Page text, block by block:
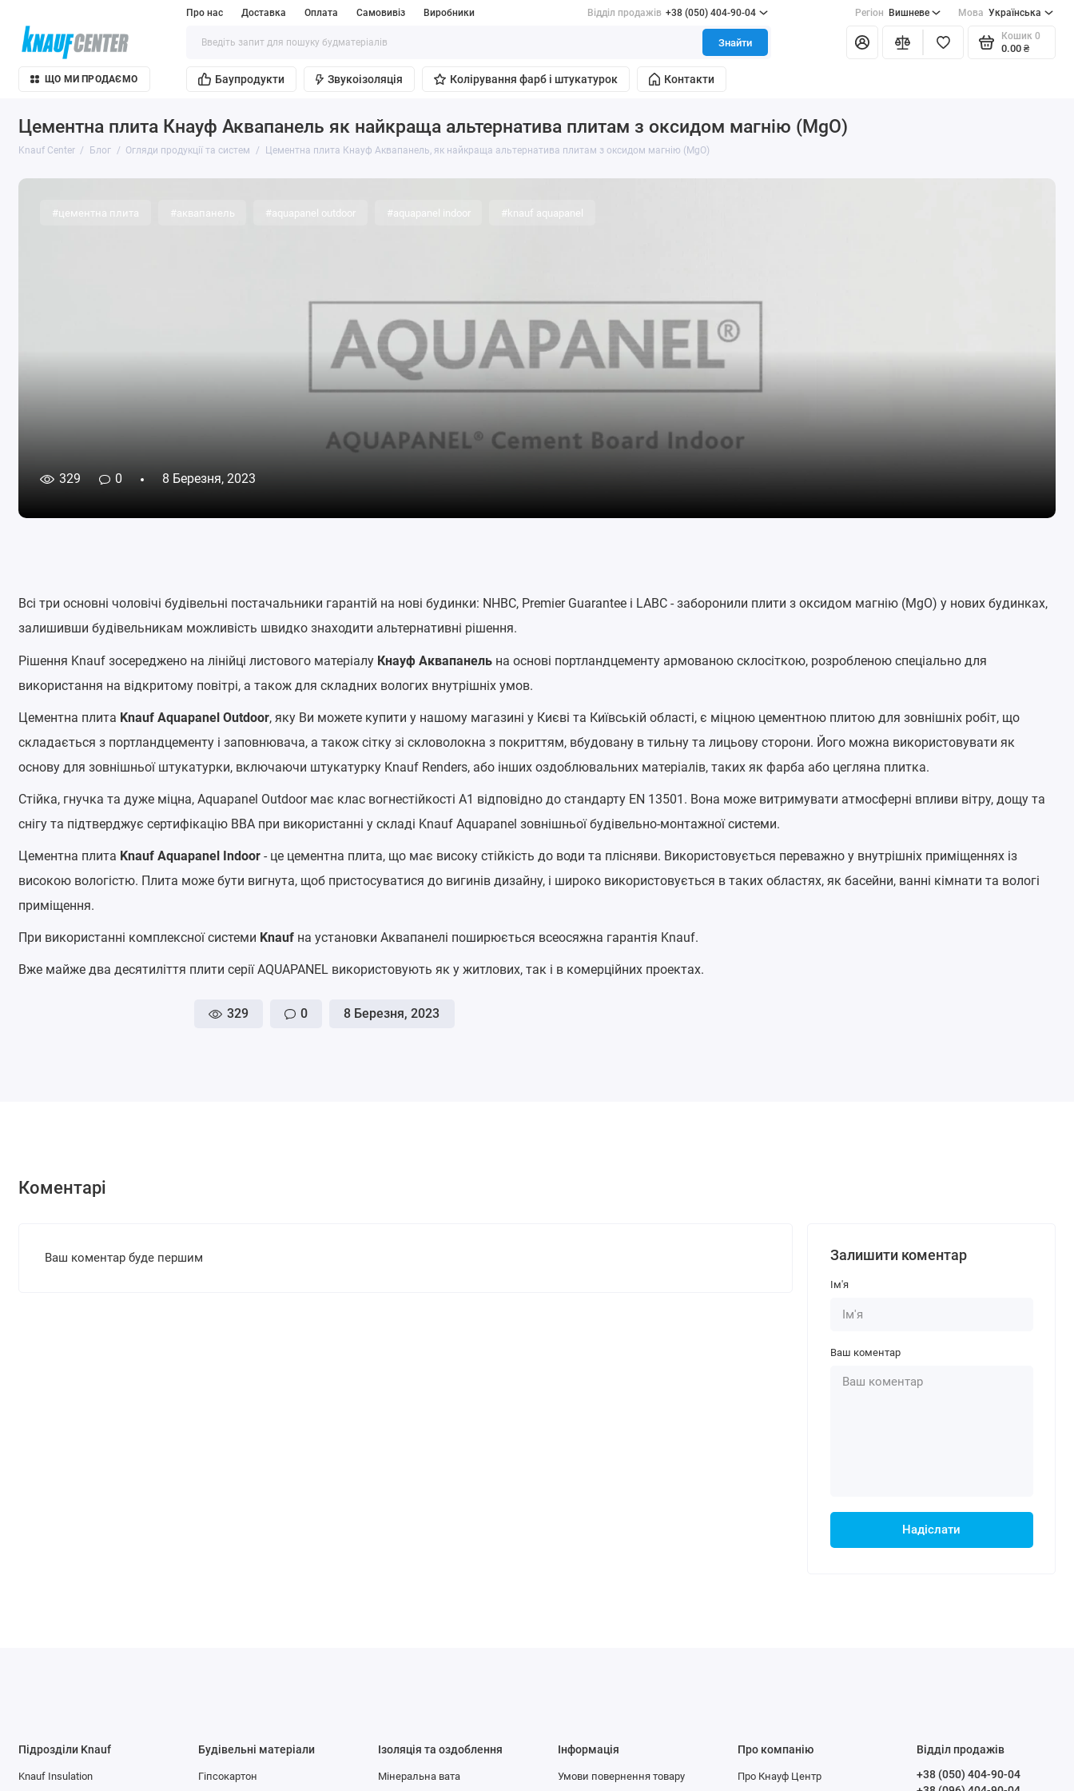
Про нас Доставка Оплата Самовивіз Виробники Відділ продажів +38 (050) 404-90-04 Регіон Вишневе Мова Українська
Знайти
Кошик 0
0.00 ₴
ЩО МИ ПРОДАЄМО Баупродукти Звукоізоляція Колірування фарб і штукатурок Контакти
Цементна плита Кнауф Аквапанель як найкраща альтернатива плитам з оксидом магнію (MgO)
Knauf Center Блог Огляди продукції та систем Цементна плита Кнауф Аквапанель, як найкраща альтернатива плитам з оксидом магнію (MgO)
#цементна плита #аквапанель #aquapanel outdoor #aquapanel indoor #knauf aquapanel
329 0 8 Березня, 2023
Всі три основні чоловічі будівельні постачальники гарантій на нові будинки: NHBC, Premier Guarantee і LABC - заборонили плити з оксидом магнію (MgO) у нових будинках,
залишивши будівельникам можливість швидко знаходити альтернативні рішення.
Рішення Knauf зосереджено на лінійці листового матеріалу Кнауф Аквапанельна основі портландцементу армованою склосіткою, розробленою спеціально для
використання на відкритому повітрі, а також для складних вологих внутрішніх умов.
Цементна плита Knauf Aquapanel Outdoor, яку Ви можете купити у нашому магазині у Києві та Київській області, є міцною цементною плитою для зовнішніх робіт, що
складається з портландцементу і заповнювача, а також сітку зі скловолокна з покриттям, вбудовану в тильну та лицьову сторони. Його можна використовувати як
основу для зовнішньої штукатурки, включаючи штукатурку Knauf Renders, або інших оздоблювальних матеріалів, таких як фарба або цегляна плитка.
Стійка, гнучка та дуже міцна, Aquapanel Outdoor має клас вогнестійкості A1 відповідно до стандарту EN 13501. Вона може витримувати атмосферні впливи вітру, дощу та
снігу та підтверджує сертифікацію BBA при використанні у складі Knauf Aquapanel зовнішньої будівельно-монтажної системи.
Цементна плита Knauf Aquapanel Indoor- це цементна плита, що має високу стійкість до води та плісняви. Використовується переважно у внутрішніх приміщеннях із
високою вологістю. Плита може бути вигнута, щоб пристосуватися до вигинів дизайну, і широко використовується в таких областях, як басейни, ванні кімнати та вологі
приміщення.
При використанні комплексної системи Knaufна установки Аквапанелі поширюється всеосяжна гарантія Knauf.
Вже майже два десятиліття плити серії AQUAPANEL використовують як у житлових, так і в комерційних проектах.
329 0 8 Березня, 2023
Коментарі
Ваш коментар буде першим Залишити коментар
Ім'я
Ваш коментар
Надіслати
Підрозділи Knauf
Knauf Insulation
Будівельні матеріали
Гіпсокартон
Ізоляція та оздоблення
Мінеральна вата
Інформація
Умови повернення товару
Про компанію
Про Кнауф Центр
Відділ продажів
+38 (050) 404-90-04